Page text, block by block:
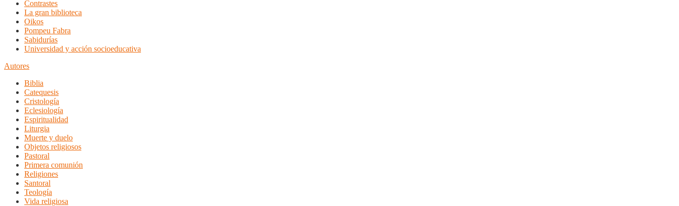
Contrastes
La gran biblioteca
Oikos
Pompeu Fabra
Sabidurías
Universidad y acción socioeducativa
Autores
Biblia
Catequesis
Cristología
Eclesiología
Espiritualidad
Liturgia
Muerte y duelo
Objetos religiosos
Pastoral
Primera comunión
Religiones
Santoral
Teología
Vida religiosa